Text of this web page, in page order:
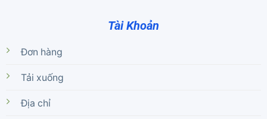
Tài Khoản
Đơn hàng
Tải xuống
Địa chỉ